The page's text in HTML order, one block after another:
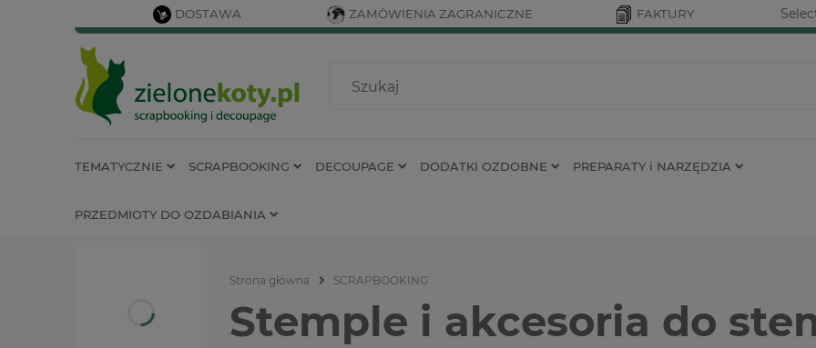
DOSTAWA ZAMÓWIENIA ZAGRANICZNE FAKTURY
TEMATYCZNIE SCRAPBOOKING DECOUPAGE DODATKI OZDOBNE PREPARATY i NARZĘDZIA
PRZEDMIOTY DO OZDABIANIA
Strona główna SCRAPBOOKING
Stemple i akcesoria do